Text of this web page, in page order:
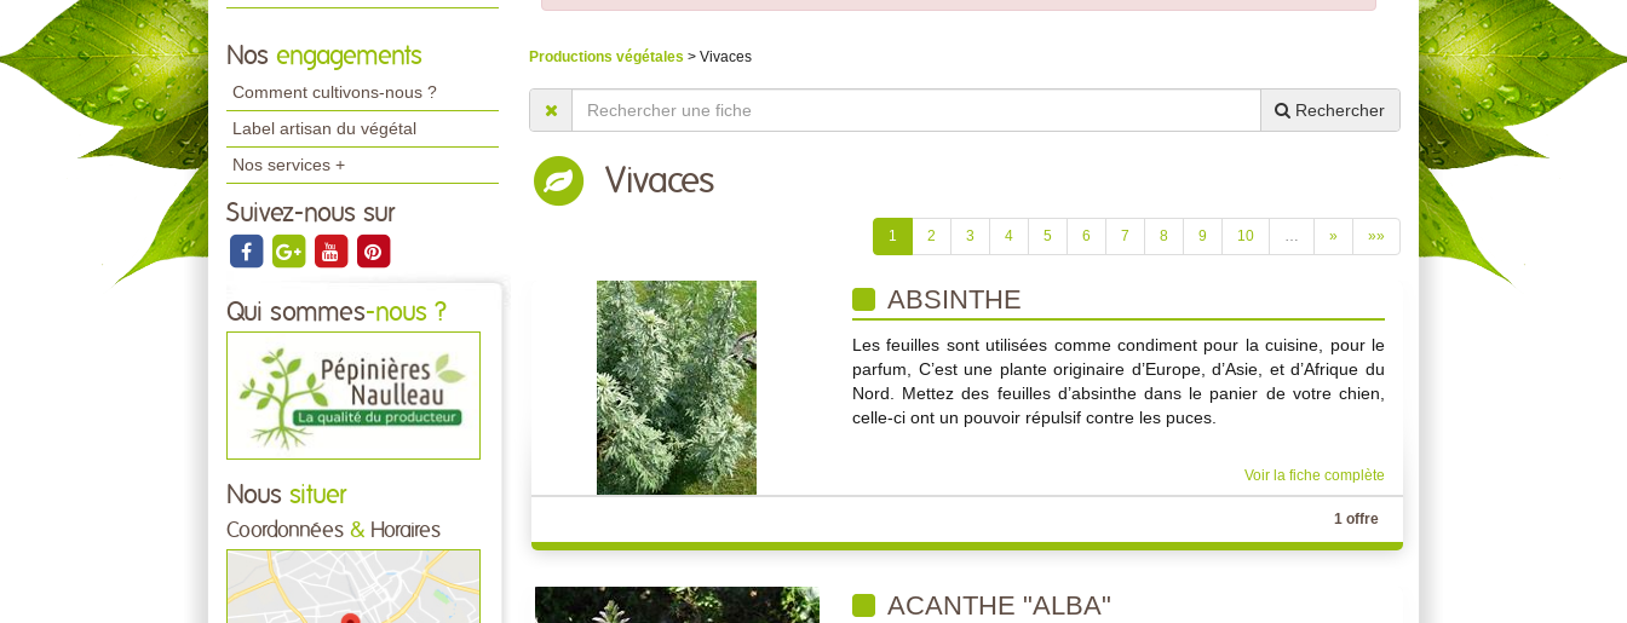
Nos engagements
Comment cultivons-nous ?
Label artisan du végétal
Nos services +
Suivez-nous sur
Qui sommes-nous ?
Nous situer
Coordonnées & Horaires
Productions végétales > Vivaces
Rechercher
Vivaces
1 2 3 4 5 6 7 8 9 10 … » »»
ABSINTHE
Les feuilles sont utilisées comme condiment pour la cuisine, pour le
parfum, C’est une plante originaire d’Europe, d’Asie, et d’Afrique du
Nord. Mettez des feuilles d’absinthe dans le panier de votre chien,
celle-ci ont un pouvoir répulsif contre les puces.
Voir la fiche complète
1 offre
ACANTHE "ALBA"